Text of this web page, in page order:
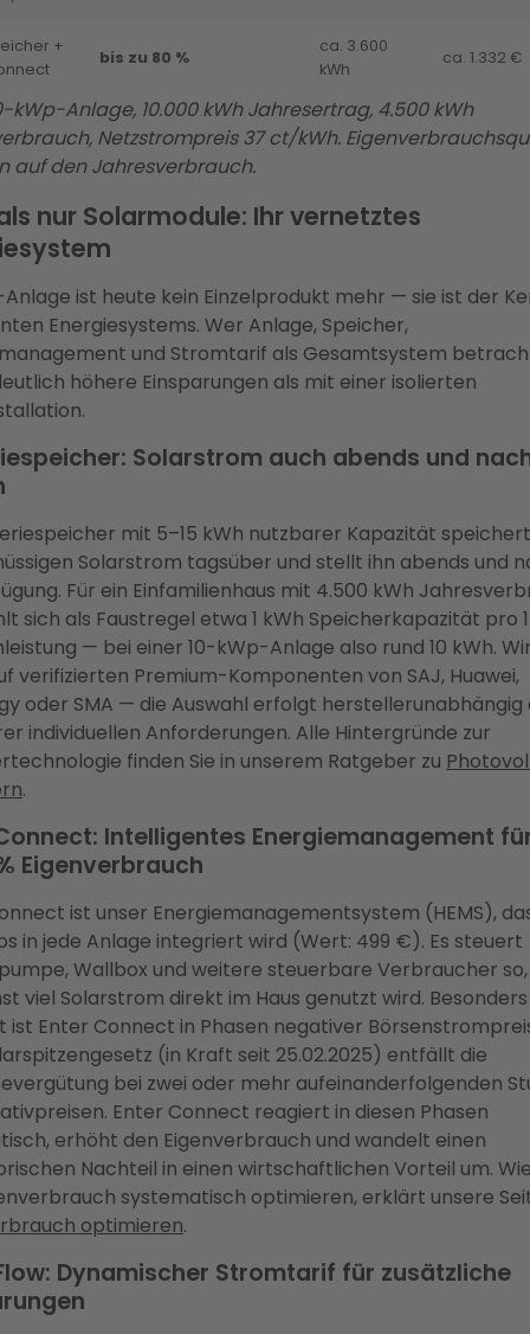
+
bis zu 80 %
ca. 3.600
kWh
ca. 1.332 €
kWp-Anlage, 10.000 kWh Jahresertrag, 4.500 kWh
Netzstrompreis 37 ct/kWh.
auf den Jahresverbrauch.
nur Solarmodule: Ihr vernetztes
Anlage ist heute kein Einzelprodukt mehr — sie ist der
Energiesystems. Wer Anlage, Speicher,
und Stromtarif als Gesamtsystem
höhere Einsparungen als mit einer isolierten
Solarstrom auch abends und
mit 5–15 kWh nutzbarer Kapazität speichert
Solarstrom tagsüber und stellt ihn abends und
Für ein Einfamilienhaus mit 4.500 kWh
sich als Faustregel etwa 1 kWh Speicherkapazität pro
— bei einer 10-kWp-Anlage also rund 10 kWh.
verifizierten Premium-Komponenten von SAJ, Huawei,
oder SMA — die Auswahl erfolgt herstellerunabhängig
individuellen Anforderungen. Alle Hintergründe zur
finden Sie in unserem Ratgeber zu
.
Intelligentes Energiemanagement
Eigenverbrauch
ist unser Energiemanagementsystem (HEMS),
in jede Anlage integriert wird (Wert: 499 €). Es steuert
Wallbox und weitere steuerbare Verbraucher
viel Solarstrom direkt im Haus genutzt wird. Besonders
ist Enter Connect in Phasen negativer
(in Kraft seit 25.02.2025) entfällt die
bei zwei oder mehr aufeinanderfolgenden
Enter Connect reagiert in diesen Phasen
erhöht den Eigenverbrauch und wandelt einen
Nachteil in einen wirtschaftlichen Vorteil um.
systematisch optimieren, erklärt unsere
optimieren.
Dynamischer Stromtarif für zusätzliche